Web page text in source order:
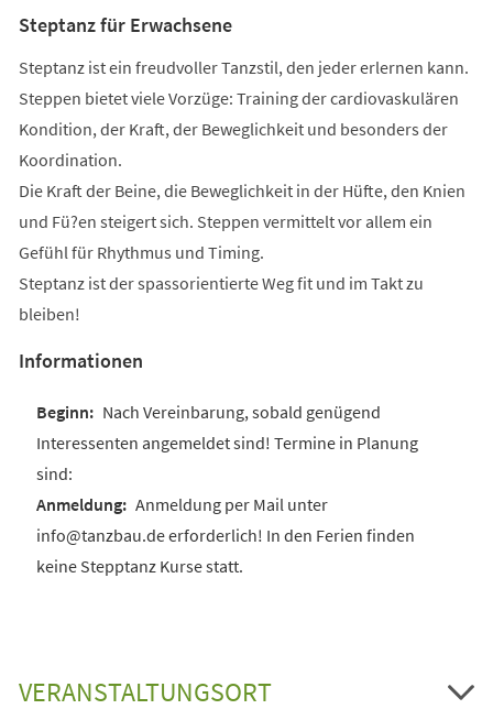
Steptanz für Erwachsene
Steptanz ist ein freudvoller Tanzstil, den jeder erlernen kann.
Steppen bietet viele Vorzüge: Training der cardiovaskulären
Kondition, der Kraft, der Beweglichkeit und besonders der
Koordination.
Die Kraft der Beine, die Beweglichkeit in der Hüfte, den Knien
und Fü?en steigert sich. Steppen vermittelt vor allem ein
Gefühl für Rhythmus und Timing.
Steptanz ist der spassorientierte Weg fit und im Takt zu
bleiben!
Informationen
Nach Vereinbarung, sobald genügend
Interessenten angemeldet sind! Termine in Planung
sind:
Anmeldung per Mail unter
info@tanzbau.de erforderlich! In den Ferien finden
keine Stepptanz Kurse statt.
VERANSTALTUNGSORT